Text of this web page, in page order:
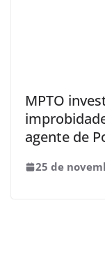
MPTO
agente de
25 de